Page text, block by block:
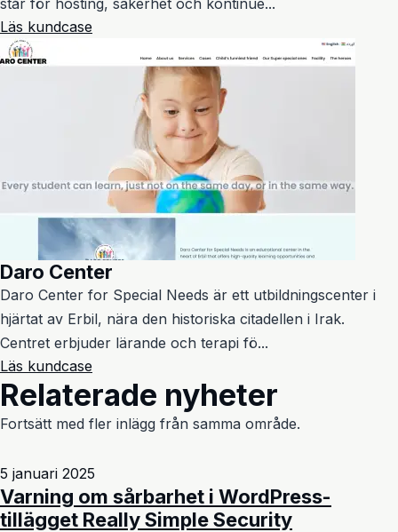
står för hosting, säkerhet och kontinue...
Läs kundcase
Daro Center
Daro Center for Special Needs är ett utbildningscenter i
hjärtat av Erbil, nära den historiska citadellen i Irak.
Centret erbjuder lärande och terapi fö...
Läs kundcase
Relaterade nyheter
Fortsätt med fler inlägg från samma område.
5 januari 2025
Varning om sårbarhet i WordPress-
tillägget Really Simple Security